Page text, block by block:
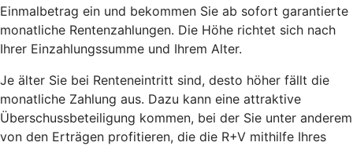
Einmalbetrag ein und bekommen Sie ab sofort garantierte
monatliche Rentenzahlungen. Die Höhe richtet sich nach
Ihrer Einzahlungssumme und Ihrem Alter.
Je älter Sie bei Renteneintritt sind, desto höher fällt die
monatliche Zahlung aus. Dazu kann eine attraktive
Überschussbeteiligung kommen, bei der Sie unter anderem
von den Erträgen profitieren, die die R+V mithilfe Ihres